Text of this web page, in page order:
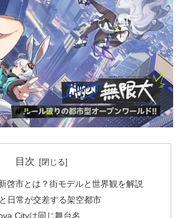
目次
啓市とは？街モデルと世界観を解説
日常が交差する架空都市
Cityは同じ舞台名